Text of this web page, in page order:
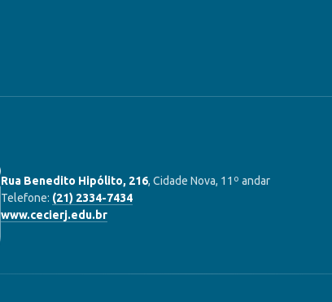
Rua Benedito Hipólito, 216, Cidade Nova, 11º andar
Telefone: (21) 2334-7434
www.cecierj.edu.br